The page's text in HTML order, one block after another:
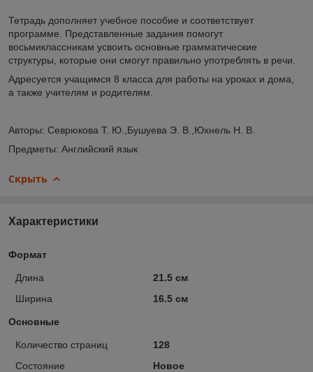
Тетрадь дополняет учебное пособие и соответствует
программе. Представленные задания помогут
восьмиклассникам усвоить основные грамматические
структуры, которые они смогут правильно употреблять в речи.
Адресуется учащимся 8 класса для работы на уроках и дома,
а также учителям и родителям.
Авторы: Севрюкова Т. Ю.,Бушуева Э. В.,Юхнель Н. В.
Предметы: Английский язык
Скрыть
Характеристики
Формат
Длина
21.5 см
Ширина
16.5 см
Основные
Количество страниц
128
Состояние
Новое